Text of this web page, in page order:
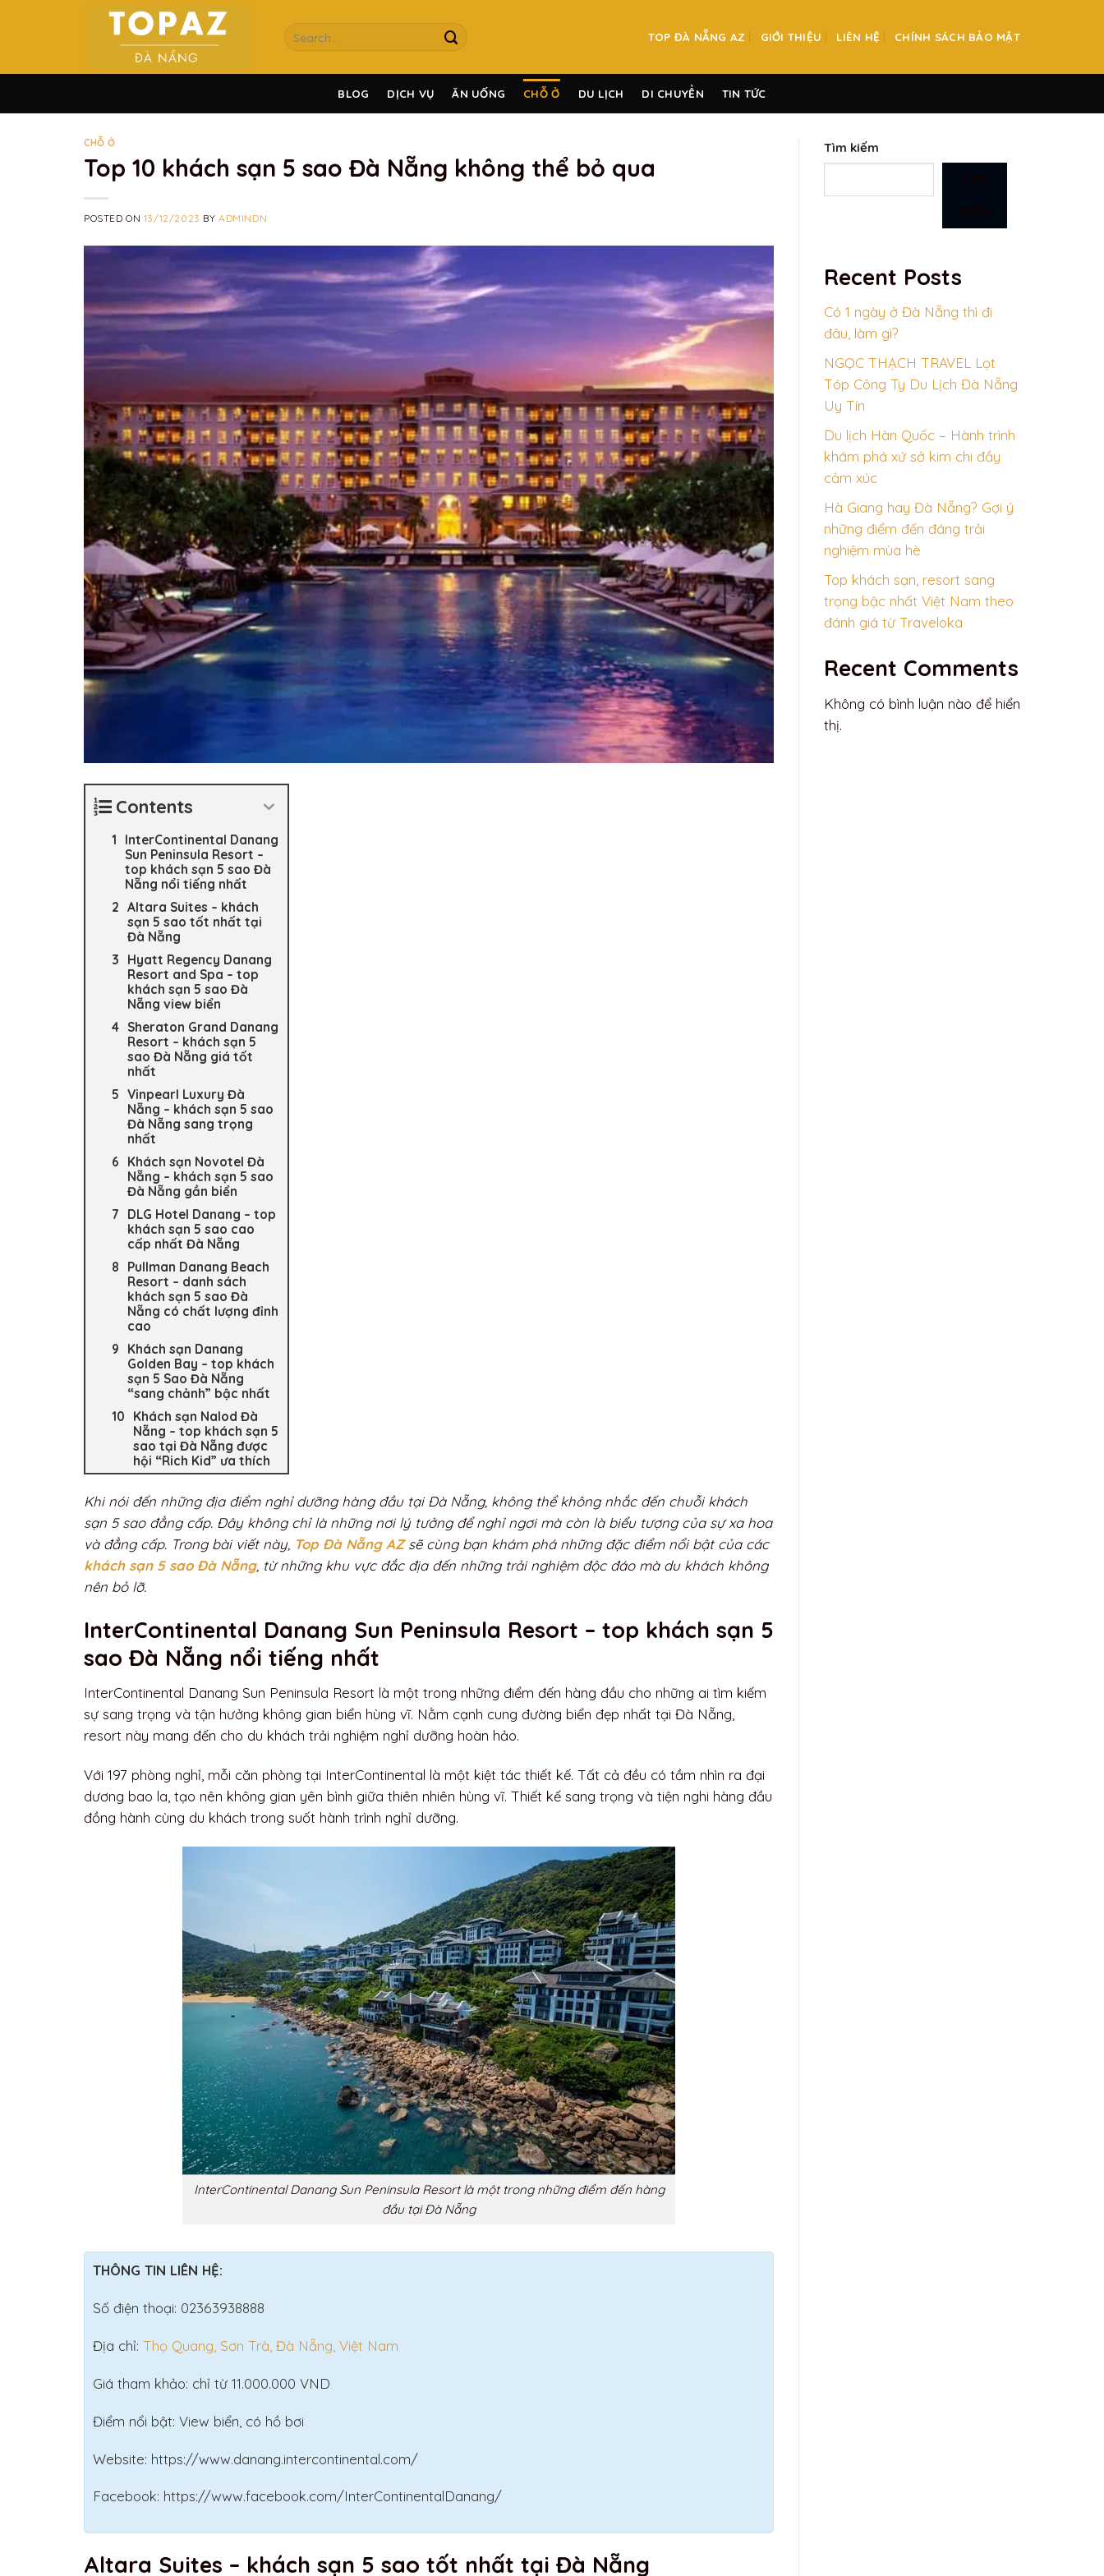
TOP ĐÀ NẴNG AZ GIỚI THIỆU LIÊN HỆ CHÍNH SÁCH BẢO MẬT
BLOG DỊCH VỤ ĂN UỐNG CHỖ Ở DU LỊCH DI CHUYỂN TIN TỨC
CHỖ Ở
Top 10 khách sạn 5 sao Đà Nẵng không thể bỏ qua
POSTED ON 13/12/2023 BYADMINDN
Contents
InterContinental Danang
Sun Peninsula Resort –
top khách sạn 5 sao Đà
Nẵng nổi tiếng nhất
Altara Suites – khách
sạn 5 sao tốt nhất tại
Đà Nẵng
Hyatt Regency Danang
Resort and Spa – top
khách sạn 5 sao Đà
Nẵng view biển
Sheraton Grand Danang
Resort – khách sạn 5
sao Đà Nẵng giá tốt
nhất
Vinpearl Luxury Đà
Nẵng – khách sạn 5 sao
Đà Nẵng sang trọng
nhất
Khách sạn Novotel Đà
Nẵng – khách sạn 5 sao
Đà Nẵng gần biển
DLG Hotel Danang – top
khách sạn 5 sao cao
cấp nhất Đà Nẵng
Pullman Danang Beach
Resort – danh sách
khách sạn 5 sao Đà
Nẵng có chất lượng đỉnh
cao
Khách sạn Danang
Golden Bay – top khách
sạn 5 Sao Đà Nẵng
“sang chảnh” bậc nhất
Khách sạn Nalod Đà
Nẵng – top khách sạn 5
sao tại Đà Nẵng được
hội “Rich Kid” ưa thích
Khi nói đến những địa điểm nghỉ dưỡng hàng đầu tại Đà Nẵng, không thể không nhắc đến chuỗi khách
sạn 5 sao đẳng cấp. Đây không chỉ là những nơi lý tưởng để nghỉ ngơi mà còn là biểu tượng của sự xa hoa
và đẳng cấp. Trong bài viết này, Top Đà Nẵng AZ sẽ cùng bạn khám phá những đặc điểm nổi bật của các
khách sạn 5 sao Đà Nẵng, từ những khu vực đắc địa đến những trải nghiệm độc đáo mà du khách không
nên bỏ lỡ.
InterContinental Danang Sun Peninsula Resort – top khách sạn 5
sao Đà Nẵng nổi tiếng nhất
InterContinental Danang Sun Peninsula Resort là một trong những điểm đến hàng đầu cho những ai tìm kiếm
sự sang trọng và tận hưởng không gian biển hùng vĩ. Nằm cạnh cung đường biển đẹp nhất tại Đà Nẵng,
resort này mang đến cho du khách trải nghiệm nghỉ dưỡng hoàn hảo.
Với 197 phòng nghỉ, mỗi căn phòng tại InterContinental là một kiệt tác thiết kế. Tất cả đều có tầm nhìn ra đại
dương bao la, tạo nên không gian yên bình giữa thiên nhiên hùng vĩ. Thiết kế sang trọng và tiện nghi hàng đầu
đồng hành cùng du khách trong suốt hành trình nghỉ dưỡng.
InterContinental Danang Sun Peninsula Resort là một trong những điểm đến hàng
đầu tại Đà Nẵng
THÔNG TIN LIÊN HỆ:
Số điện thoại: 02363938888
Địa chỉ: Thọ Quang, Sơn Trà, Đà Nẵng, Việt Nam
Giá tham khảo: chỉ từ 11.000.000 VND
Điểm nổi bật: View biển, có hồ bơi
Website: https://www.danang.intercontinental.com/
Facebook: https://www.facebook.com/InterContinentalDanang/
Altara Suites – khách sạn 5 sao tốt nhất tại Đà Nẵng
Tìm kiếm
Recent Posts
Có 1 ngày ở Đà Nẵng thì đi
đâu, làm gì?
NGỌC THẠCH TRAVEL Lọt
Tóp Công Ty Du Lịch Đà Nẵng
Uy Tín
Du lịch Hàn Quốc – Hành trình
khám phá xứ sở kim chi đầy
cảm xúc
Hà Giang hay Đà Nẵng? Gợi ý
những điểm đến đáng trải
nghiệm mùa hè
Top khách sạn, resort sang
trọng bậc nhất Việt Nam theo
đánh giá từ Traveloka
Recent Comments
Không có bình luận nào để hiển
thị.